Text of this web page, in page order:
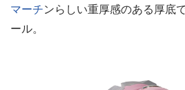
マーチンらしい重厚感のある厚底
ール。